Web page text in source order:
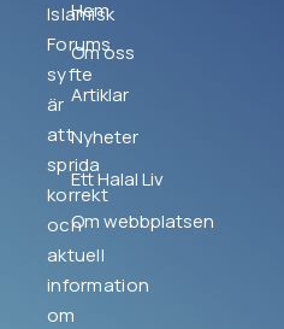
Islamisk
Forums
syfte
är
att
sprida
korrekt
och
aktuell
information
om
Hem
Om oss
Artiklar
Nyheter
Ett Halal Liv
Om webbplatsen